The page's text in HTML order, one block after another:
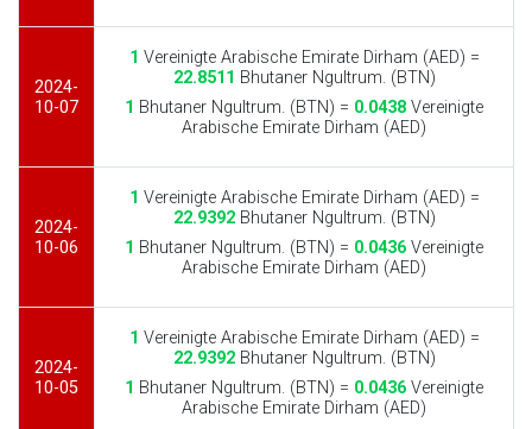
2024-
10-07
1 Vereinigte Arabische Emirate Dirham (AED) =
22.8511 Bhutaner Ngultrum. (BTN)
1 Bhutaner Ngultrum. (BTN) = 0.0438 Vereinigte
Arabische Emirate Dirham (AED)
2024-
10-06
1 Vereinigte Arabische Emirate Dirham (AED) =
22.9392Bhutaner Ngultrum. (BTN)
1 Bhutaner Ngultrum. (BTN) = 0.0436 Vereinigte
Arabische Emirate Dirham (AED)
2024-
10-05
1 Vereinigte Arabische Emirate Dirham (AED) =
22.9392Bhutaner Ngultrum. (BTN)
1 Bhutaner Ngultrum. (BTN) = 0.0436 Vereinigte
Arabische Emirate Dirham (AED)